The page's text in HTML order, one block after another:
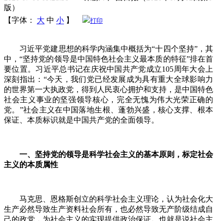
版）
【字体：
大 中 小 】 打印
习近平党建思想的科学内涵集中概括为“十四个坚持”，其
中，“坚持党的领导是中国特色社会主义最本质的特征”排在首
要位置。习近平总书记在庆祝中国共产党成立105周年大会上
深刻指出：“今天，我们党已经发展成为具有重大全球影响力
的世界第一大执政党，得到人民衷心拥护和支持，是中国特色
社会主义事业的坚强领导核心，完全无愧为伟大光荣正确的
党。”社会主义在中国落地生根、蓬勃兴盛，核心支撑、根本
保证、本质标识就是中国共产党的全面领导。
一、坚持党的领导是科学社会主义的基本原则，标定社会
主义的本质属性
马克思、恩格斯创立的科学社会主义理论，认为社会化大
生产必然导致生产资料社会所有，也必然导致无产阶级结成自
己的政党，为社会主义的实现提供政治保证。也就是说社会主